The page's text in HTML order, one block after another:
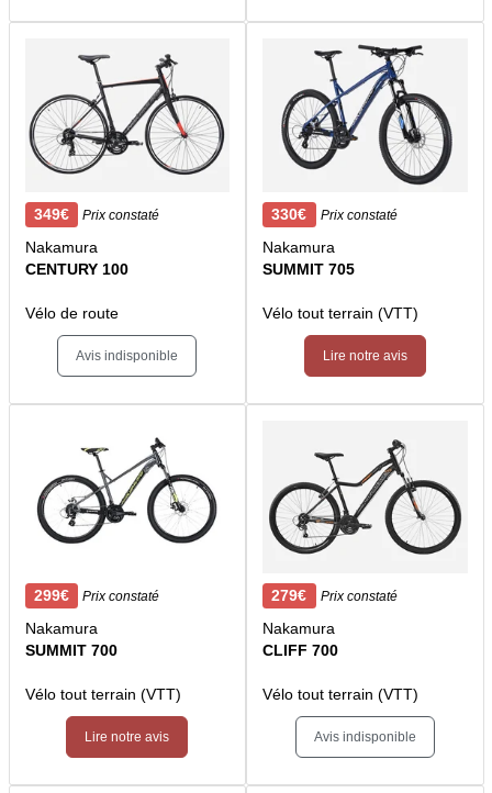
349€ Prix constaté
Nakamura
CENTURY 100
Vélo de route
Avis indisponible
330€ Prix constaté
Nakamura
SUMMIT 705
Vélo tout terrain (VTT)
Lire notre avis
299€ Prix constaté
Nakamura
SUMMIT 700
Vélo tout terrain (VTT)
Lire notre avis
279€ Prix constaté
Nakamura
CLIFF 700
Vélo tout terrain (VTT)
Avis indisponible